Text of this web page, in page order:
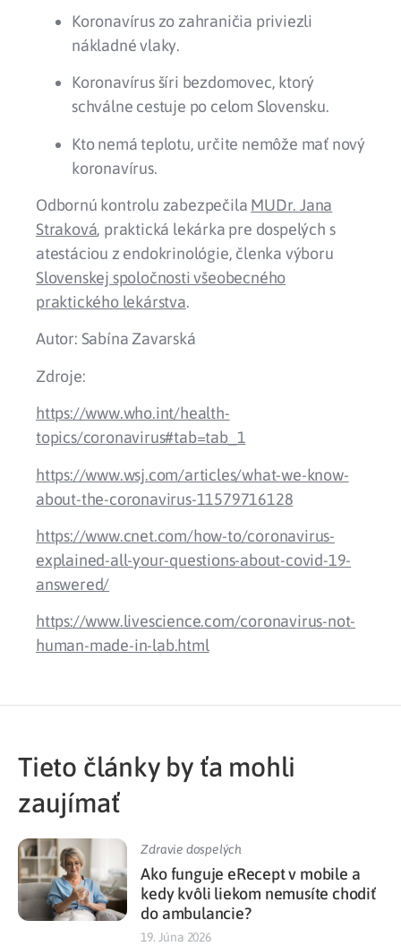
Koronavírus zo zahraničia priviezli
nákladné vlaky.
Koronavírus šíri bezdomovec, ktorý
schválne cestuje po celom Slovensku.
Kto nemá teplotu, určite nemôže mať nový
koronavírus.
Odbornú kontrolu zabezpečila MUDr. Jana
Straková, praktická lekárka pre dospelých s
atestáciou z endokrinológie, členka výboru
Slovenskej spoločnosti všeobecného
praktického lekárstva.
Autor: Sabína Zavarská
Zdroje:
https://www.who.int/health-
topics/coronavirus#tab=tab_1
https://www.wsj.com/articles/what-we-know-
about-the-coronavirus-11579716128
https://www.cnet.com/how-to/coronavirus-
explained-all-your-questions-about-covid-19-
answered/
https://www.livescience.com/coronavirus-not-
human-made-in-lab.html
Tieto články by ťa mohli
zaujímať
Zdravie dospelých
Ako funguje eRecept v mobile a
kedy kvôli liekom nemusíte chodiť
do ambulancie?
19. Júna 2026